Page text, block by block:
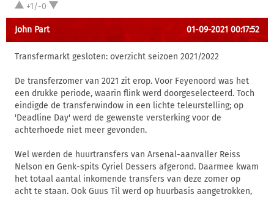
+1/-0
John Part 01-09-2021 00:17:52
Transfermarkt gesloten: overzicht seizoen 2021/2022
De transferzomer van 2021 zit erop. Voor Feyenoord was het
een drukke periode, waarin flink werd doorgeselecteerd. Toch
eindigde de transferwindow in een lichte teleurstelling; op
'Deadline Day' werd de gewenste versterking voor de
achterhoede niet meer gevonden.
Wel werden de huurtransfers van Arsenal-aanvaller Reiss
Nelson en Genk-spits Cyriel Dessers afgerond. Daarmee kwam
het totaal aantal inkomende transfers van deze zomer op
acht te staan. Ook Guus Til werd op huurbasis aangetrokken,